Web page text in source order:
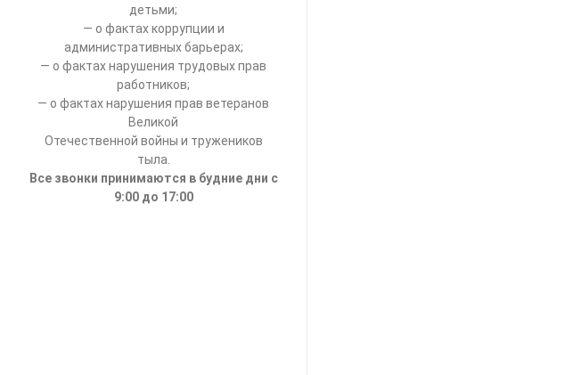
детьми;
— о фактах коррупции и
административных барьерах;
— о фактах нарушения трудовых прав
работников;
— о фактах нарушения прав ветеранов
Великой
Отечественной войны и тружеников
тыла.
Все звонки принимаются в будние дни с
9:00 до 17:00